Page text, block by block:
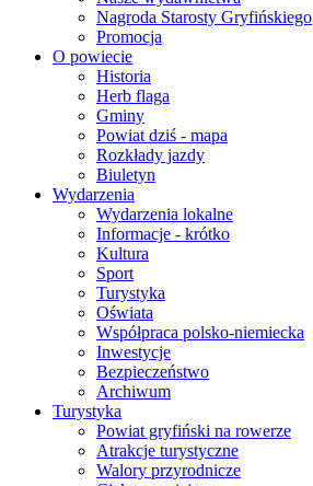
Nagroda Starosty Gryfińskiego
Promocja
O powiecie
Historia
Herb flaga
Gminy
Powiat dziś - mapa
Rozkłady jazdy
Biuletyn
Wydarzenia
Wydarzenia lokalne
Informacje - krótko
Kultura
Sport
Turystyka
Oświata
Współpraca polsko-niemiecka
Inwestycje
Bezpieczeństwo
Archiwum
Turystyka
Powiat gryfiński na rowerze
Atrakcje turystyczne
Walory przyrodnicze